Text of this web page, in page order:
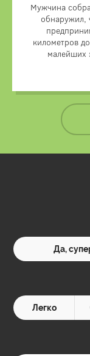
Мужчина
обнаружил,
километров
малейших
Шина была
Да,
Легко